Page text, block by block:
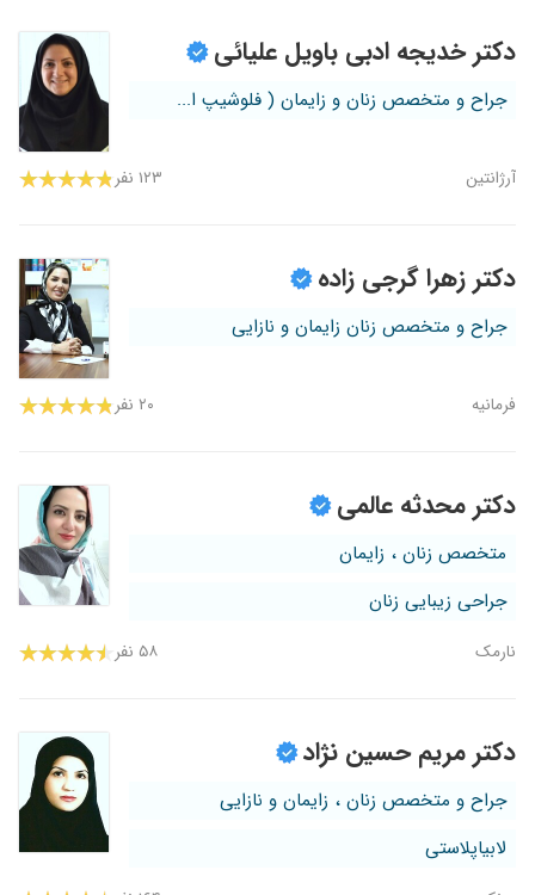
دکتر خدیجه ادبی باویل علیائی
جراح و متخصص زنان و زایمان ( فلوشیپ ا...
آرژانتین ۱۲۳ نفر
دکتر زهرا گرجی زاده
جراح و متخصص زنان زایمان و نازایی
فرمانیه ۲۰ نفر
دکتر محدثه عالمی
متخصص زنان ، زایمان
جراحی زیبایی زنان
نارمک ۵۸ نفر
دکتر مریم حسین نژاد
جراح و متخصص زنان ، زایمان و نازایی
لابیاپلاستی